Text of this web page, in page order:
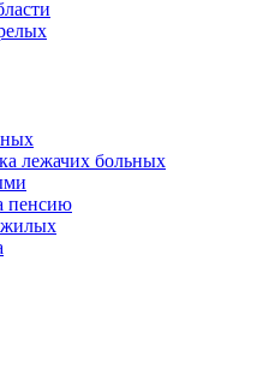
лежачих больных
пенсию